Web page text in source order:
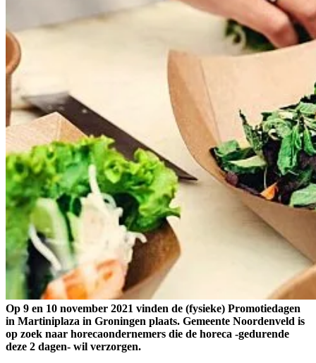
Op 9 en 10 november 2021 vinden de (fysieke) Promotiedagen
in Martiniplaza in Groningen plaats. Gemeente Noordenveld is
op zoek naar horecaondernemers die de horeca -gedurende
deze 2 dagen- wil verzorgen.